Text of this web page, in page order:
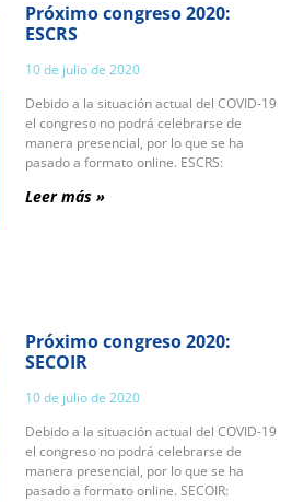
Próximo congreso 2020:
ESCRS
10 de julio de 2020
Debido a la situación actual del COVID-19
el congreso no podrá celebrarse de
manera presencial, por lo que se ha
pasado a formato online. ESCRS:
Leer más »
Próximo congreso 2020:
SECOIR
10 de julio de 2020
Debido a la situación actual del COVID-19
el congreso no podrá celebrarse de
manera presencial, por lo que se ha
pasado a formato online. SECOIR: